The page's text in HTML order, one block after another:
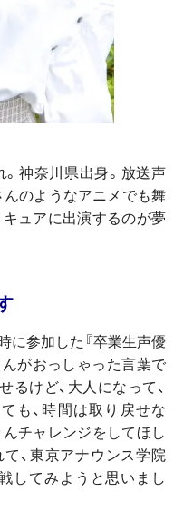
神奈川県出身。放送声
んのようなアニメでも舞
ュアに出演するのが夢
に参加した『卒業生声優
がおっしゃった言葉で
るけど、大人になって、
も、時間は取り戻せな
チャレンジをしてほし
、東京アナウンス学院
してみようと思いまし